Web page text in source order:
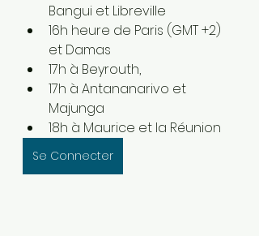
Bangui et Libreville
16h heure de Paris (GMT +2)
et Damas
17h à Beyrouth,
17h à Antananarivo et
Majunga
18h à Maurice et la Réunion
Se Connecter